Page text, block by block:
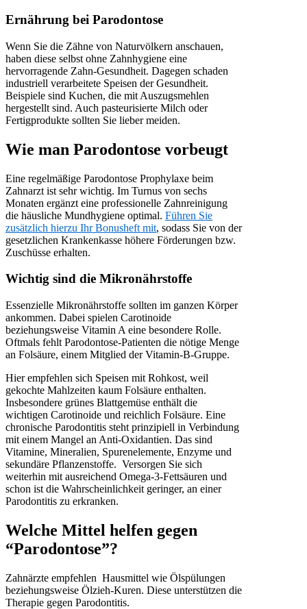
Ernährung bei Parodontose
Wenn Sie die Zähne von Naturvölkern anschauen,
haben diese selbst ohne Zahnhygiene eine
hervorragende Zahn-Gesundheit. Dagegen schaden
industriell verarbeitete Speisen der Gesundheit.
Beispiele sind Kuchen, die mit Auszugsmehlen
hergestellt sind. Auch pasteurisierte Milch oder
Fertigprodukte sollten Sie lieber meiden.
Wie man Parodontose vorbeugt
Eine regelmäßige Parodontose Prophylaxe beim
Zahnarzt ist sehr wichtig. Im Turnus von sechs
Monaten ergänzt eine professionelle Zahnreinigung
die häusliche Mundhygiene optimal. Führen Sie
zusätzlich hierzu Ihr Bonusheft mit, sodass Sie von der
gesetzlichen Krankenkasse höhere Förderungen bzw.
Zuschüsse erhalten.
Wichtig sind die Mikronährstoffe
Essenzielle Mikronährstoffe sollten im ganzen Körper
ankommen. Dabei spielen Carotinoide
beziehungsweise Vitamin A eine besondere Rolle.
Oftmals fehlt Parodontose-Patienten die nötige Menge
an Folsäure, einem Mitglied der Vitamin-B-Gruppe.
Hier empfehlen sich Speisen mit Rohkost, weil
gekochte Mahlzeiten kaum Folsäure enthalten.
Insbesondere grünes Blattgemüse enthält die
wichtigen Carotinoide und reichlich Folsäure. Eine
chronische Parodontitis steht prinzipiell in Verbindung
mit einem Mangel an Anti-Oxidantien. Das sind
Vitamine, Mineralien, Spurenelemente, Enzyme und
sekundäre Pflanzenstoffe. Versorgen Sie sich
weiterhin mit ausreichend Omega-3-Fettsäuren und
schon ist die Wahrscheinlichkeit geringer, an einer
Parodontitis zu erkranken.
Welche Mittel helfen gegen
“Parodontose”?
Zahnärzte empfehlen Hausmittel wie Ölspülungen
beziehungsweise Ölzieh-Kuren. Diese unterstützen die
Therapie gegen Parodontitis.